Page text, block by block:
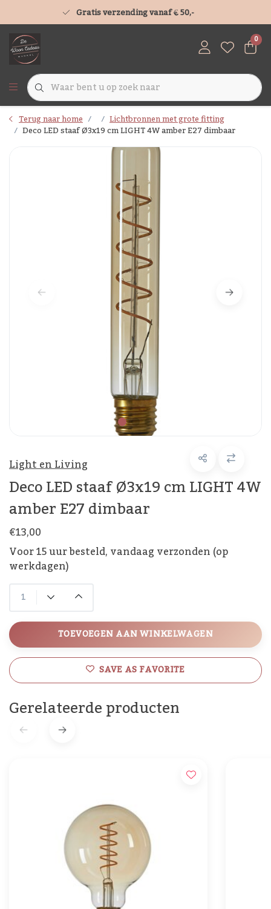
Gratis verzending vanaf € 50,-
0
Terug naar home Lichtbronnen met grote fitting
Deco LED staaf Ø3x19 cm LIGHT 4W amber E27 dimbaar
Light en Living
Deco LED staaf Ø3x19 cm LIGHT 4W
amber E27 dimbaar
€13,00
Voor 15 uur besteld, vandaag verzonden (op
werkdagen)
TOEVOEGEN AAN WINKELWAGEN
SAVE AS FAVORITE
Gerelateerde producten